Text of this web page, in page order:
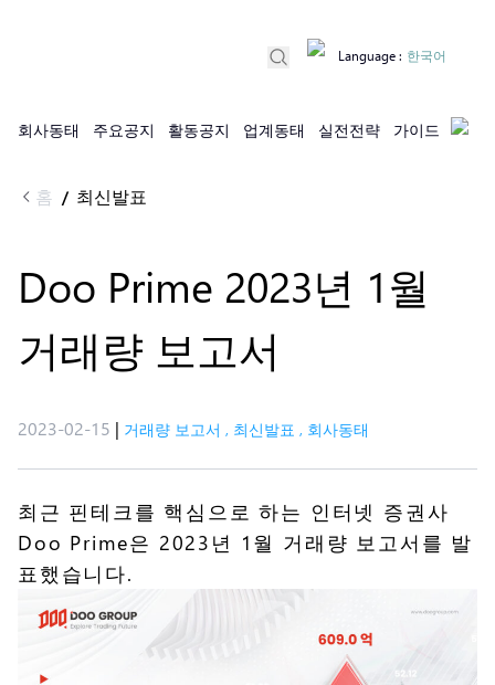
회사동태 주요공지 활동공지 업계동태 실전전략 가이드
Language : 한국어
홈 / 최신발표
Doo Prime 2023년 1월
거래량 보고서
2023-02-15 | 거래량 보고서 , 최신발표 , 회사동태
최근 핀테크를 핵심으로 하는 인터넷 증권사
Doo Prime은 2023년 1월 거래량 보고서를 발
표했습니다.